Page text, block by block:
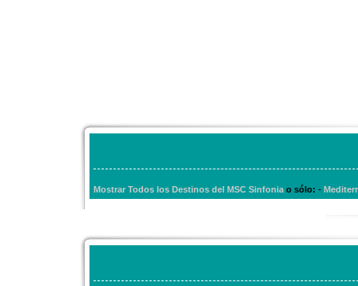
Mostrar Todos los Destinos del MSC Sinfonia o sólo: -